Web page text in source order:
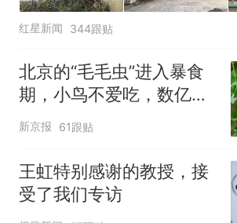
红星新闻 344跟贴
北京的“毛毛虫”进入暴食
期，小鸟不爱吃，数亿头
小蜂迎战
新京报 61跟贴
王虹特别感谢的教授，接
受了我们专访